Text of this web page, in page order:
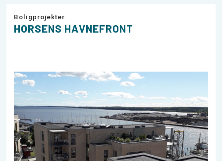
Boligprojekter
HORSENS HAVNEFRONT